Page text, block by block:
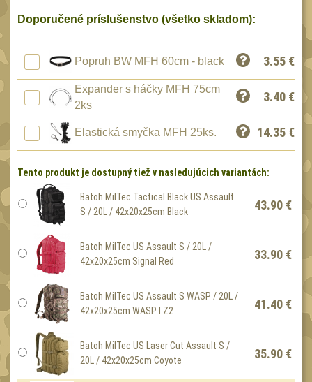
Peněženky 15
Ramenní popruhy a
vycpávky
Karabiny a přezky
Kroužky, šňůrky,
koncovky
Samonavíjecí držáky
Zámky
Nepromokavý potahy a
vaky18
Adaptéry
Taktická pera 4
Láhve16
Lékárničky17
Na přežití
Doporučené príslušenstvo (všetko skladom):
Popruh BW MFH 60cm - black 3.55 €
Expander s háčky MFH 75cm
2ks
3.40 €
Elastická smyčka MFH 25ks. 14.35 €
Tento produkt je dostupný tiež v nasledujúcich variantách:
Batoh MilTec Tactical Black US Assault
S / 20L / 42x20x25cm Black
43.90 €
Batoh MilTec US Assault S / 20L /
42x20x25cm Signal Red
33.90 €
Batoh MilTec US Assault S WASP / 20L /
42x20x25cm WASP I Z2
41.40 €
Batoh MilTec US Laser Cut Assault S /
20L / 42x20x25cm Coyote
35.90 €